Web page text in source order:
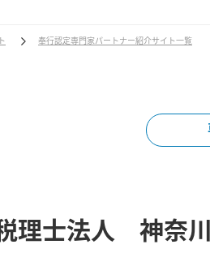
奉行認定専門家パートナー紹介サイト一覧
理士法人 神奈